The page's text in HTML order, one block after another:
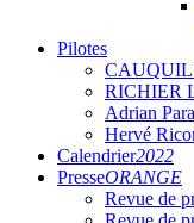
Pilotes
CAUQUIL
RICHIER
Adrian
Hervé
Calendrier2022
PresseORANGE
Revue de